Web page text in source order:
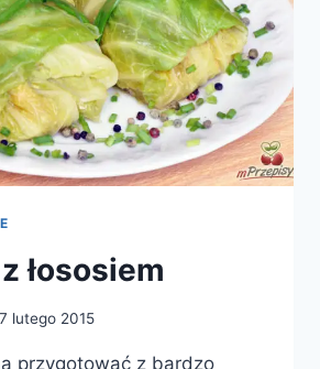
łososiem
lutego 2015
przygotować z bardzo